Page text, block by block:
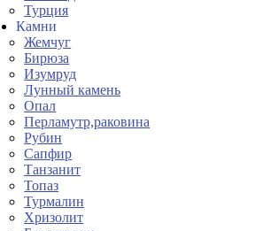
Турция
Камни
Жемчуг
Бирюза
Изумруд
Лунный камень
Опал
Перламутр,раковина
Рубин
Сапфир
Танзанит
Топаз
Турмалин
Хризолит